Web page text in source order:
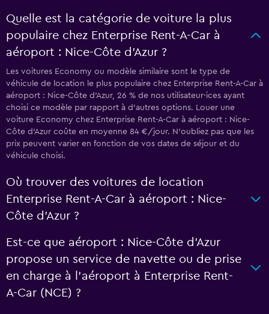
Quelle est la catégorie de voiture la plus
populaire chez Enterprise Rent-A-Car à
aéroport : Nice-Côte d'Azur ?
Les voitures Economy ou modèle similaire sont le type de
véhicule de location le plus populaire chez Enterprise Rent-A-Car à
aéroport : Nice-Côte d'Azur, 26 % de nos utilisateur·ices ayant
choisi ce modèle par rapport à d’autres options. Louer une
voiture Economy chez Enterprise Rent-A-Car à aéroport : Nice-
Côte d'Azur coûte en moyenne 84 €/jour. N'oubliez pas que les
prix peuvent varier en fonction de vos dates de séjour et du
véhicule choisi.
Où trouver des voitures de location
Enterprise Rent-A-Car à aéroport : Nice-
Côte d'Azur ?
Est-ce que aéroport : Nice-Côte d'Azur
propose un service de navette ou de prise
en charge à l’aéroport à Enterprise Rent-
A-Car (NCE) ?